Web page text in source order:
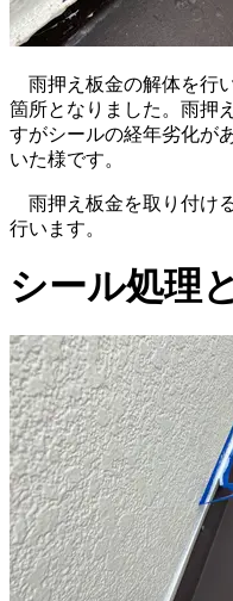
雨押え板金の解体を行
箇所となりました。雨押
すがシールの経年劣化が
いた様です。
雨押え板金を取り付け
行います。
シール処理